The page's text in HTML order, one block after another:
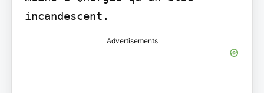
incandescent.
Advertisements